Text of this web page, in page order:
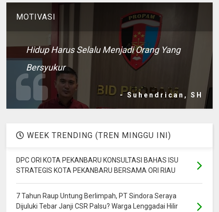
MOTIVASI
Hidup Harus Selalu Menjadi Orang Yang
Bersyukur
- Suhendrican, SH
WEEK TRENDING (TREN MINGGU INI)
DPC ORI KOTA PEKANBARU KONSULTASI BAHAS ISU
STRATEGIS KOTA PEKANBARU BERSAMA ORI RIAU
7 Tahun Raup Untung Berlimpah, PT Sindora Seraya
Dijuluki Tebar Janji CSR Palsu? Warga Lenggadai Hilir